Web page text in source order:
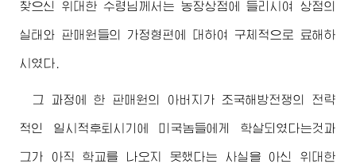
찾으신 위대한 수령님께서는 농장상점에 들리시여 상점의
실태와 판매원들의 가정형편에 대하여 구체적으로 료해하
시였다.
그 과정에 한 판매원의 아버지 가 조국해방전쟁의 전략
적인 일시적후퇴시기에 미국놈들에게 학살되였다는것과
그가 아직 학교를 나오지 못했다는 사실을 아신 위대한